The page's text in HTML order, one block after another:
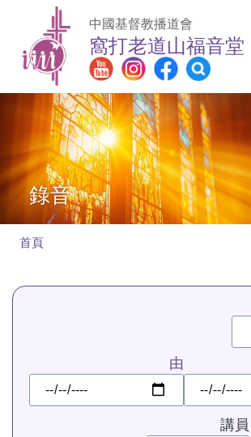
移至主內容
中國基督教播道會
窩打老道山福音堂
Main
navigation
錄音
航
首頁
由
期
期
講員